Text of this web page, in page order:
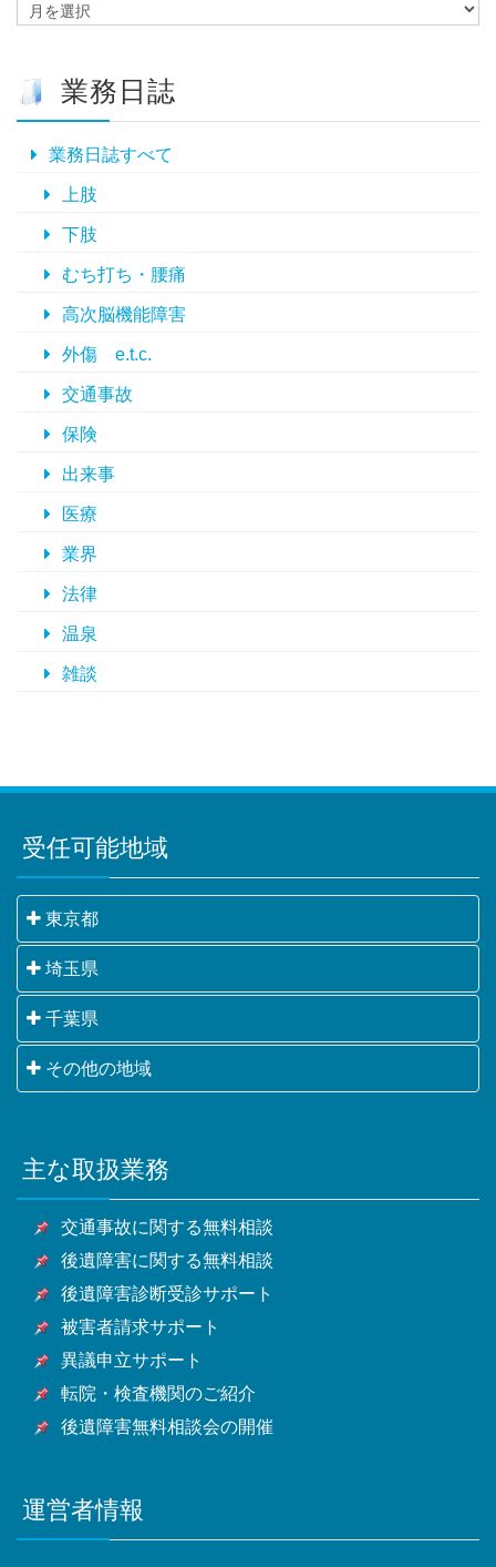
別
カ
業務日誌
業務日誌すべて
上肢
下肢
むち打ち・腰痛
高次脳機能障害
外傷 e.t.c.
交通事故
保険
出来事
医療
業界
法律
温泉
雑談
受任可能地域
東京都
千代田区・中央区・港区・新宿区・文京区・台東区・
墨田区・江東区・品川区・目黒区・大田区・世田谷
区・渋谷区・中野区・杉並区・豊島区・北区・荒川
区・板橋区・練馬区・足立区・葛飾区・江戸川区・八
王子市・立川市・武蔵野市・三鷹市・青梅市・府中
市・東大和市・清瀬市・東久留米市・武蔵村山市・多
摩市・稲城市・羽村市・あきる野市・西東京市他東京
都全域
埼玉県
さいたま市・川越市・熊谷市・川口市・行田市・秩父
市・所沢市・飯能市・加須市・本庄市・東松山市・春
日部市・狭山市・羽生市・鴻巣市・深谷市・上尾市・
潮市・富士見市・三郷市・蓮田市・坂戸市・幸手市・
鶴ヶ島市・日高市・吉川市・ふじみ野市・白岡市他埼
千葉県
千葉市・銚子市・市川市・船橋市・館山市・木更津
市・松戸市・野田市・茂原市・成田市・佐倉市・東金
市・富津市・浦安市・四街道市・袖ケ浦市・八街市・
印西市・白井市・富里市・南房総市・匝瑳市・香取
市・山武市・いすみ市・大網白里市他千葉県全域
その他の地域
甲府市・山梨市・南アルプス市他山梨県全域・長野
県・静岡県等
主な取扱業務
交通事故に関する無料相談
後遺障害に関する無料相談
後遺障害診断受診サポート
被害者請求サポート
異議申立サポート
転院・検査機関のご紹介
後遺障害無料相談会の開催
運営者情報